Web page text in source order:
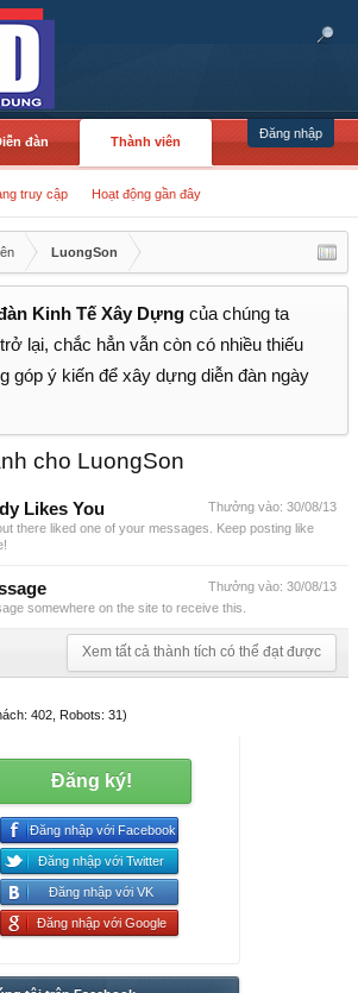
Đăng nhập
đàn Thành viên
truy cập Hoạt động gần đây
LuongSon
Kinh Tế Xây Dựng của chúng ta
lại, chắc hẳn vẫn còn có nhiều thiếu
góp ý kiến để xây dựng diễn đàn ngày
cho LuongSon
Thưởng vào: 30/08/13
Likes You
there liked one of your messages. Keep posting like
Thưởng vào: 30/08/13
somewhere on the site to receive this.
Xem tất cả thành tích có thể đạt được
402, Robots: 31)
Đăng ký!
Đăng nhập với Facebook
Đăng nhập với Twitter
Đăng nhập với VK
Đăng nhập với Google